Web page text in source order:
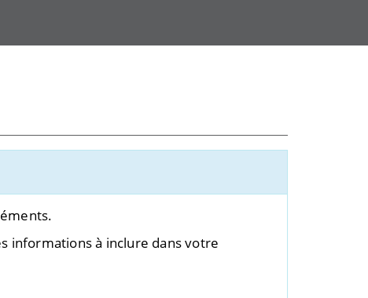
informations à inclure dans votre